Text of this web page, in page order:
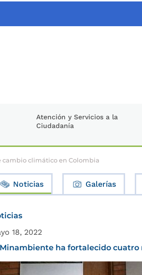
Atención y Servicios a la
Ciudadanía
climático en Colombia
Noticias Galerías
18, 2022
ha fortalecido